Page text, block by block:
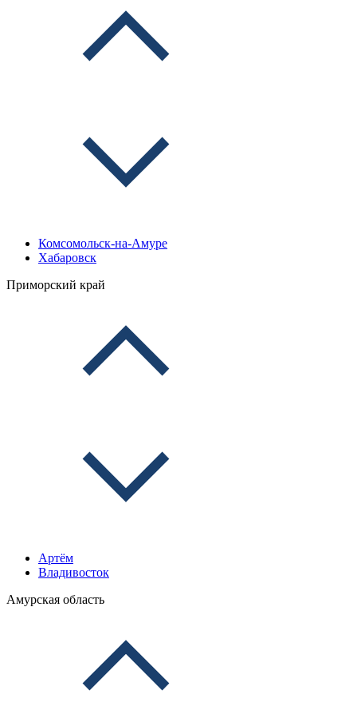
Комсомольск-на-Амуре
Хабаровск
Приморский край
Артём
Владивосток
Амурская область